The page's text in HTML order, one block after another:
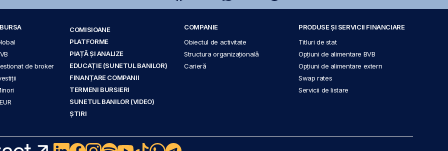
de broker
COMISIOANE
PLATFORME
PIAȚĂ ȘI ANALIZE
EDUCAȚIE (SUNETUL BANILOR)
FINANȚARE COMPANII
TERMENI BURSIERI
SUNETUL BANILOR (VIDEO)
ȘTIRI
COMPANIE
Obiectul de activitate
Structura organizațională
Carieră
PRODUSE ȘI SERVICII FINANCIARE
Titluri de stat
Opțiuni de alimentare BVB
Opțiuni de alimentare extern
Swap rates
Servicii de listare